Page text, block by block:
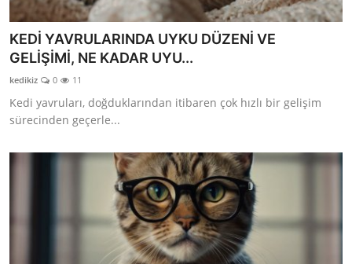
KEDİ YAVRULARINDA UYKU DÜZENİ VE
GELİŞİMİ, NE KADAR UYU...
kedikiz 0 11
Kedi yavruları, doğduklarından itibaren çok hızlı bir gelişim
sürecinden geçerle...